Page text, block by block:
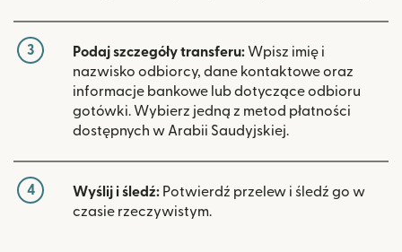
3 Podaj szczegóły transferu: Wpisz imię i
nazwisko odbiorcy, dane kontaktowe oraz
informacje bankowe lub dotyczące odbioru
gotówki. Wybierz jedną z metod płatności
dostępnych w Arabii Saudyjskiej.
4 Wyślij i śledź: Potwierdź przelew i śledź go w
czasie rzeczywistym.